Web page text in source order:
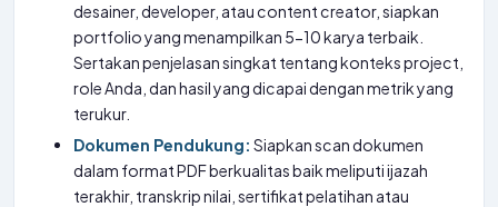
desainer, developer, atau content creator, siapkan
portfolio yang menampilkan 5-10 karya terbaik.
Sertakan penjelasan singkat tentang konteks project,
role Anda, dan hasil yang dicapai dengan metrik yang
terukur.
Dokumen Pendukung: Siapkan scan dokumen
dalam format PDF berkualitas baik meliputi ijazah
terakhir, transkrip nilai, sertifikat pelatihan atau